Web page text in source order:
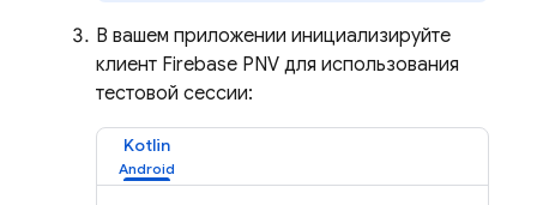
В вашем приложении инициализируйте
клиент Firebase PNV для использования
тестовой сессии:
Kotlin